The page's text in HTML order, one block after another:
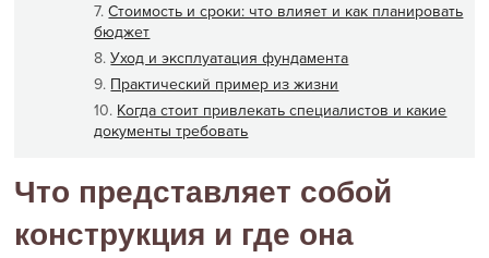
Стоимость и сроки: что влияет и как планировать
бюджет
Уход и эксплуатация фундамента
Практический пример из жизни
Когда стоит привлекать специалистов и какие
документы требовать
Что представляет собой
конструкция и где она